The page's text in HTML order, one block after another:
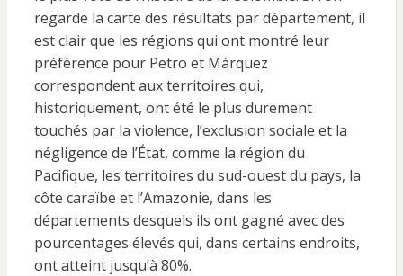
regarde la carte des résultats par département, il
est clair que les régions qui ont montré leur
préférence pour Petro et Márquez
correspondent aux territoires qui,
historiquement, ont été le plus durement
touchés par la violence, l’exclusion sociale et la
négligence de l’État, comme la région du
Pacifique, les territoires du sud-ouest du pays, la
côte caraïbe et l’Amazonie, dans les
départements desquels ils ont gagné avec des
pourcentages élevés qui, dans certains endroits,
ont atteint jusqu’à 80%.